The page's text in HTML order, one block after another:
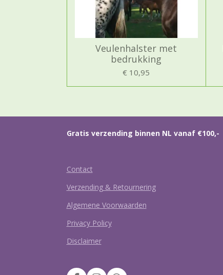
Veulenhalster met
bedrukking
€ 10,95
Gratis verzending binnen NL vanaf €100,-
Contact
Verzending & Retournering
Algemene Voorwaarden
Privacy Policy
Disclaimer